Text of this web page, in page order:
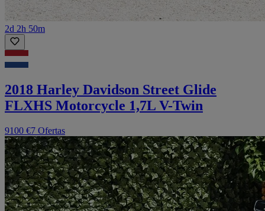
2d 2h 50m
2018 Harley Davidson Street Glide
FLXHS Motorcycle 1,7L V-Twin
9100 €7 Ofertas